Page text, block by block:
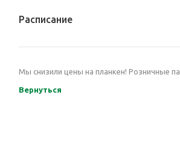
Расписание
Мы снизили цены на планкен! Розничные
Вернуться